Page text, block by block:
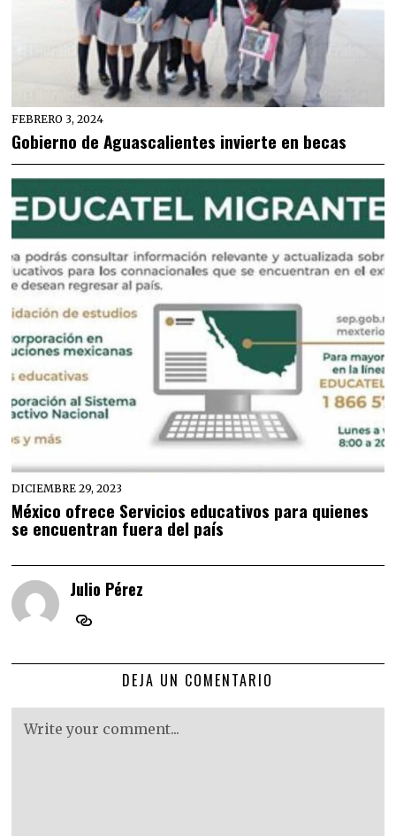
FEBRERO 3, 2024
Gobierno de Aguascalientes invierte en becas
DICIEMBRE 29, 2023
México ofrece Servicios educativos para quienes
se encuentran fuera del país
Julio Pérez
DEJA UN COMENTARIO